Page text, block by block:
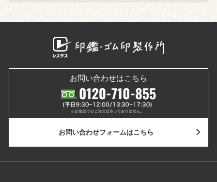
お問い合わせはこちら
お問い合わせフォームはこちら